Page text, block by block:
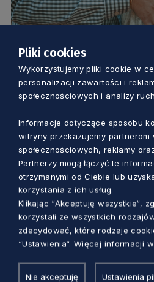
KULTURA
Wkrótce zostaniecie
muzyka?
Dorota Kulka
Pliki cookies
Wykorzystujemy pliki cookie w
personalizacji zawartości i
społecznościowych i analizy
Informacje dotyczące sposobu
witryny przekazujemy partnerom
społecznościowych, reklamy
Partnerzy mogą łączyć te
otrzymanymi od Ciebie lub
korzystania z ich usług.
Klikając “Akceptuję wszystkie“,
korzystali ze wszystkich
zdecydować, które rodzaje
“Ustawienia“. Więcej informacji w
Nie akceptuję Ustawienia